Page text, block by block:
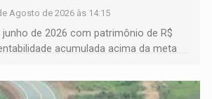
Agosto de 2026 às 14:15
junho de 2026 com patrimônio de R$
acumulada acima da meta